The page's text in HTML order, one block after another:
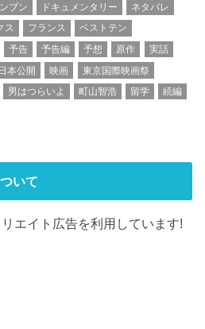
ブン ドキュメンタリー
ネタバレ
ス フランス
ベストテン
予告 予告編 予想 原作
実話
日本公開 映画
東京国際映画祭
男はつらいよ 町山智浩 留学
続編
いて
エイト広告を利用しています!